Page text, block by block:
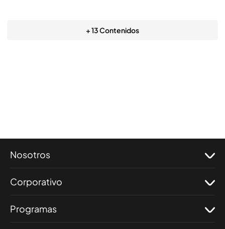
+ 13 Contenidos
Nosotros
Corporativo
Programas